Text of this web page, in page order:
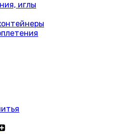
иглы